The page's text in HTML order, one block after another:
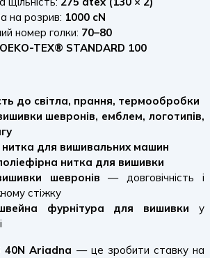
на розрив: 1000 cN
номер голки: 70–80
OEKO-TEX® STANDARD 100
до світла, прання, термообробки
шевронів, емблем, логотипів,
нитка для вишивальних машин
нитка для вишивки
шевронів — довговічність і
стіжку
фурнітура для вишивки у
40N Ariadna — це зробити ставку на